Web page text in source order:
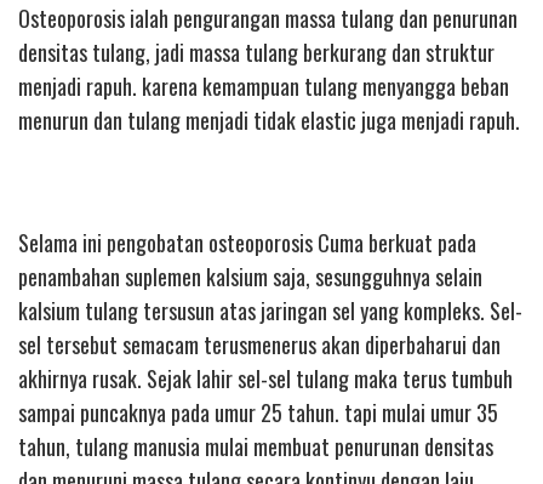
Osteoporosis ialah pengurangan massa tulang dan penurunan
densitas tulang, jadi massa tulang berkurang dan struktur
menjadi rapuh. karena kemampuan tulang menyangga beban
menurun dan tulang menjadi tidak elastic juga menjadi rapuh.
Selama ini pengobatan osteoporosis Cuma berkuat pada
penambahan suplemen kalsium saja, sesungguhnya selain
kalsium tulang tersusun atas jaringan sel yang kompleks. Sel-
sel tersebut semacam terusmenerus akan diperbaharui dan
akhirnya rusak. Sejak lahir sel-sel tulang maka terus tumbuh
sampai puncaknya pada umur 25 tahun. tapi mulai umur 35
tahun, tulang manusia mulai membuat penurunan densitas